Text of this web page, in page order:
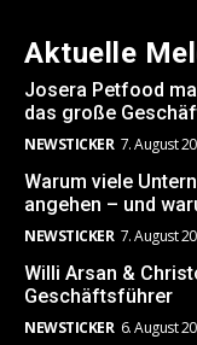
Aktuelle
Josera Petfood
das große
NEWSTICKER 7. August
Warum viele
angehen – und
NEWSTICKER 7. August
Willi Arsan &
Geschäftsführer
NEWSTICKER 6. August